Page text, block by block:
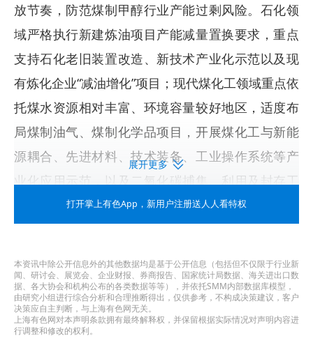
放节奏，防范煤制甲醇行业产能过剩风险。石化领
域严格执行新建炼油项目产能减量置换要求，重点
支持石化老旧装置改造、新技术产业化示范以及现
有炼化企业“减油增化”项目；现代煤化工领域重点依
托煤水资源相对丰富、环境容量较好地区，适度布
局煤制油气、煤制化学品项目，开展煤化工与新能
源耦合、先进材料、技术装备、工业操作系统等产
业化应用示范，以及二氧化碳捕集、利用及封存工
程示范。加快天然气提氦、海水提钾等项目实施。
年）》解读
近日，工业和信息化部、生态环境部、应急管理
部、中国人民银行、市场监管总局、金融监管总
展开更多
打开掌上有色App ，新用户注册送人人看特权
本资讯中除公开信息外的其他数据均是基于公开信息（包括但不仅限于行业新
闻、研讨会、展览会、企业财报、券商报告、国家统计局数据、海关进出口数
据、各大协会和机构公布的各类数据等等），并依托SMM内部数据库模型，
由研究小组进行综合分析和合理推断得出，仅供参考，不构成决策建议，客户
决策应自主判断，与上海有色网无关。
上海有色网对本声明条款拥有最终解释权，并保留根据实际情况对声明内容进
行调整和修改的权利。